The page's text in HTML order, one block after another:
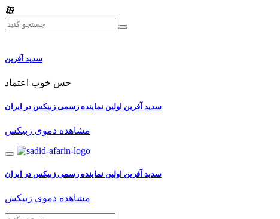
سدید آفرین
حس خوب اعتماد
سدید آفرین اولین نماینده رسمی زبیکس در ایران
مشاهده دموی زبیکس
سدید آفرین اولین نماینده رسمی زبیکس در ایران
مشاهده دموی زبیکس